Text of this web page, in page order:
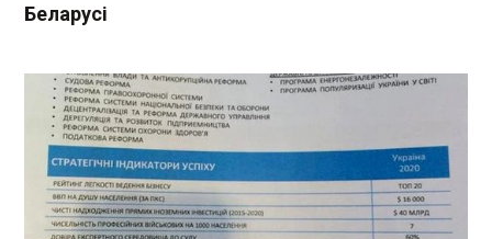
Беларусі